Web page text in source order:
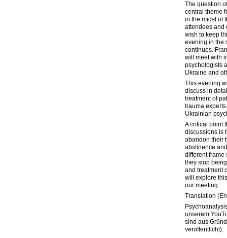
The question
central theme
in the midst of
attendees and
wish to keep
evening in the
continues.
will meet with
psychologists
Ukraine and
This evening
discuss in
treatment of
trauma
Ukrainian
A critical point
discussions is
abandon their
abstinence
different frame
they stop
and treatment
will explore
our meeting.
Translation
unserem
sind aus
veröffentlicht).